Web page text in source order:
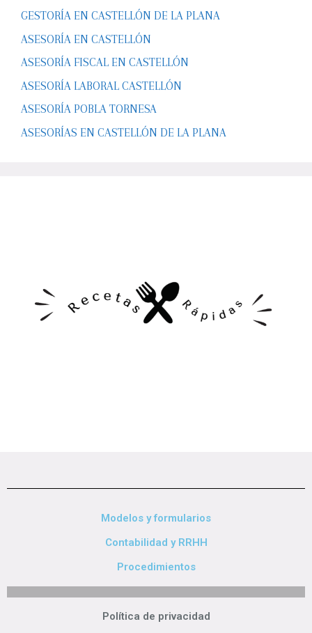
GESTORÍA EN CASTELLÓN DE LA PLANA
ASESORÍA EN CASTELLÓN
ASESORÍA FISCAL EN CASTELLÓN
ASESORÍA LABORAL CASTELLÓN
ASESORÍA POBLA TORNESA
ASESORÍAS EN CASTELLÓN DE LA PLANA
Modelos y formularios
Contabilidad y RRHH
Procedimientos
Política de privacidad